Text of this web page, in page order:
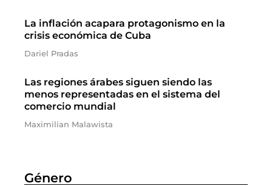
La inflación acapara protagonismo en la
crisis económica de Cuba
Dariel Pradas
Las regiones árabes siguen siendo las
menos representadas en el sistema del
comercio mundial
Maximilian Malawista
Género